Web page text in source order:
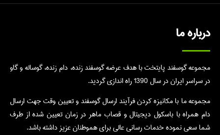
درباره ما
مجموعه گوسفند پایتخت با هدف عرضه گوسفند زنده، دام زنده، گوساله و گاو
در سراسر ایران در سال 1390 راه اندازی گردید.
مجموعه ما با مکانیزه کردن فرآیند ارسال گوسفند و تعیین وقت جهت ارسال
دام همراه با باسکول دیجیتال و قصاب ماهر در زمان تعیین شده از طرف
شما سعی نموده خدمات رسانی عالی برای هموطنان عزیز داشته باشد.